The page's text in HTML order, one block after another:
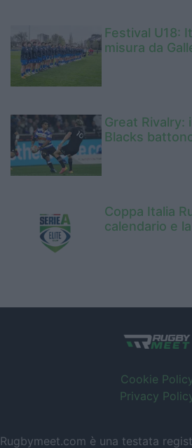
Festival U18:
misura da
Great Rivalry:
Blacks
Coppa Italia
calendario e
Cookie
Privacy
Rugbymeet.com è una testata